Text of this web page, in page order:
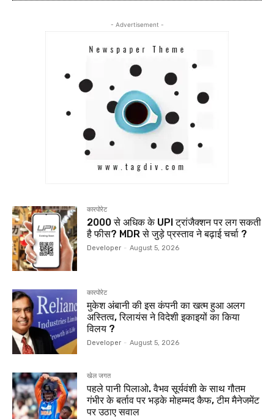
- Advertisement -
कारपोरेट
₹2000 से अधिक के UPI ट्रांजैक्शन पर लग सकती
है फीस? MDR से जुड़े प्रस्ताव ने बढ़ाई चर्चा ?
Developer - August 5, 2026
कारपोरेट
मुकेश अंबानी की इस कंपनी का खत्म हुआ अलग
अस्तित्व, रिलायंस ने विदेशी इकाइयों का किया
विलय ?
Developer - August 5, 2026
खेल जगत
पहले पानी पिलाओ. वैभव सूर्यवंशी के साथ गौतम
गंभीर के बर्ताव पर भड़के मोहम्मद कैफ, टीम मैनेजमेंट
पर उठाए सवाल